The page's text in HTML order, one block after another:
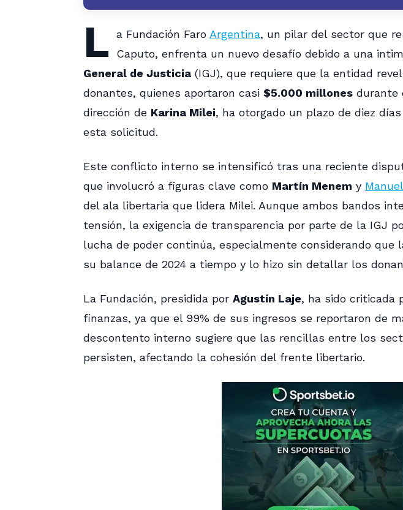
L a Fundación Faro Argentina, un pilar del sector que
Caputo, enfrenta un nuevo desafío debido a una
General de Justicia (IGJ), que requiere que la entidad
donantes, quienes aportaron casi $5.000 millones durante
dirección de Karina Milei, ha otorgado un plazo de diez
esta solicitud.
Este conflicto interno se intensificó tras una reciente
que involucró a figuras clave como Martín Menem y
del ala libertaria que lidera Milei. Aunque ambos bandos
tensión, la exigencia de transparencia por parte de la IGJ
lucha de poder continúa, especialmente considerando que
su balance de 2024 a tiempo y lo hizo sin detallar los
La Fundación, presidida por Agustín Laje, ha sido criticada
finanzas, ya que el 99% de sus ingresos se reportaron de
descontento interno sugiere que las rencillas entre los
persisten, afectando la cohesión del frente libertario.